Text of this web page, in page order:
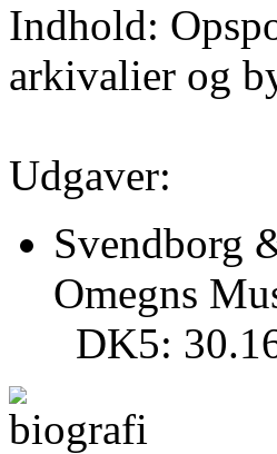
Indhold:
arkivalier og
Udgaver:
Svendborg
Omegns
DK5: